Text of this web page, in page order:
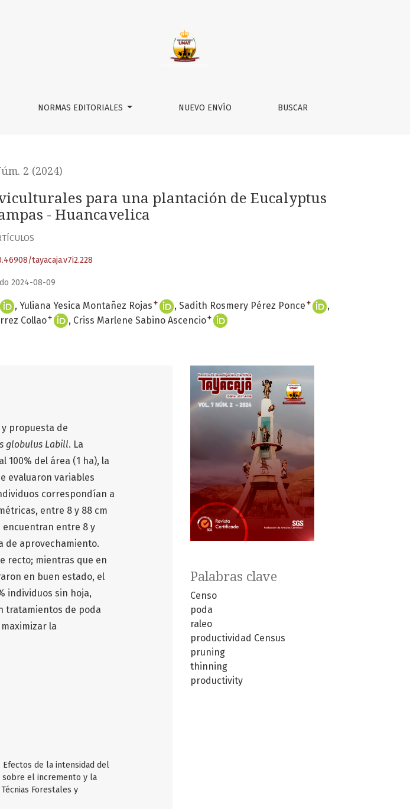
NORMAS EDITORIALES NUEVO ENVÍO BUSCAR
2 (2024)
para una plantación de Eucalyptus
- Huancavelica
tayacaja.v7i2.228
2024-08-09
Yuliana Yesica Montañez Rojas + Sadith Rosmery Pérez Ponce +
Collao+ Criss Marlene Sabino Ascencio+
Palabras clave
Censo
poda
raleo
productividad Census
pruning
thinning
productivity
propuesta de
globulus Labill. La
100% del área (1 ha), la
evaluaron variables
correspondían a
entre 8 y 88 cm
encuentran entre 8 y
de aprovechamiento.
recto; mientras que en
en buen estado, el
individuos sin hoja,
tratamientos de poda
la
Efectos de la intensidad del
sobre el incremento y la
Forestales y